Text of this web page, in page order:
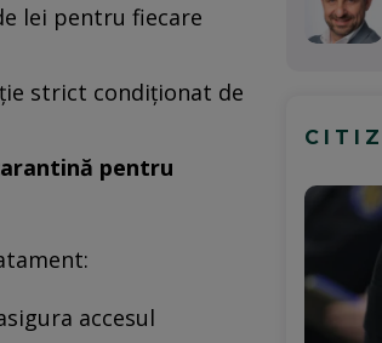
lei pentru fiecare
strict condiționat de
pentru
accesul